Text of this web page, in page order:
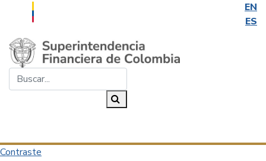
EN
ES
Saltar al contenido principal
Contraste